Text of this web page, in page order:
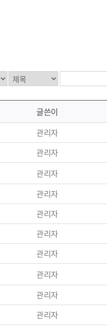
글쓴이
관리자
관리자
관리자
관리자
관리자
관리자
관리자
관리자
관리자
관리자